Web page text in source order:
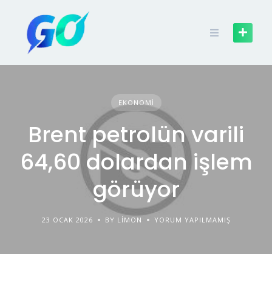
EKONOMI
Brent petrolün varili
64,60 dolardan işlem
görüyor
23 OCAK 2026 BY LIMON YORUM YAPILMAMIŞ